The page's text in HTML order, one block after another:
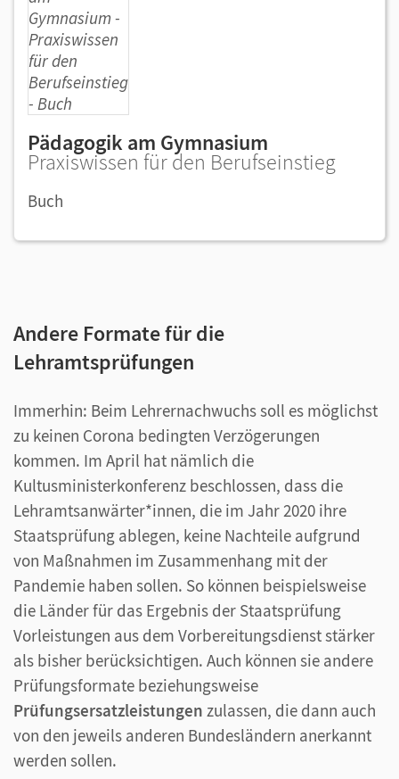
Pädagogik am Gymnasium
Praxiswissen für den Berufseinstieg
Buch
Andere Formate für die
Lehramtsprüfungen
Immerhin: Beim Lehrernachwuchs soll es möglichst
zu keinen Corona bedingten Verzögerungen
kommen. Im April hat nämlich die
Kultusministerkonferenz beschlossen, dass die
Lehramtsanwärter*innen, die im Jahr 2020 ihre
Staatsprüfung ablegen, keine Nachteile aufgrund
von Maßnahmen im Zusammenhang mit der
Pandemie haben sollen. So können beispielsweise
die Länder für das Ergebnis der Staatsprüfung
Vorleistungen aus dem Vorbereitungsdienst stärker
als bisher berücksichtigen. Auch können sie andere
Prüfungsformate beziehungsweise
Prüfungsersatzleistungen zulassen, die dann auch
von den jeweils anderen Bundesländern anerkannt
werden sollen.